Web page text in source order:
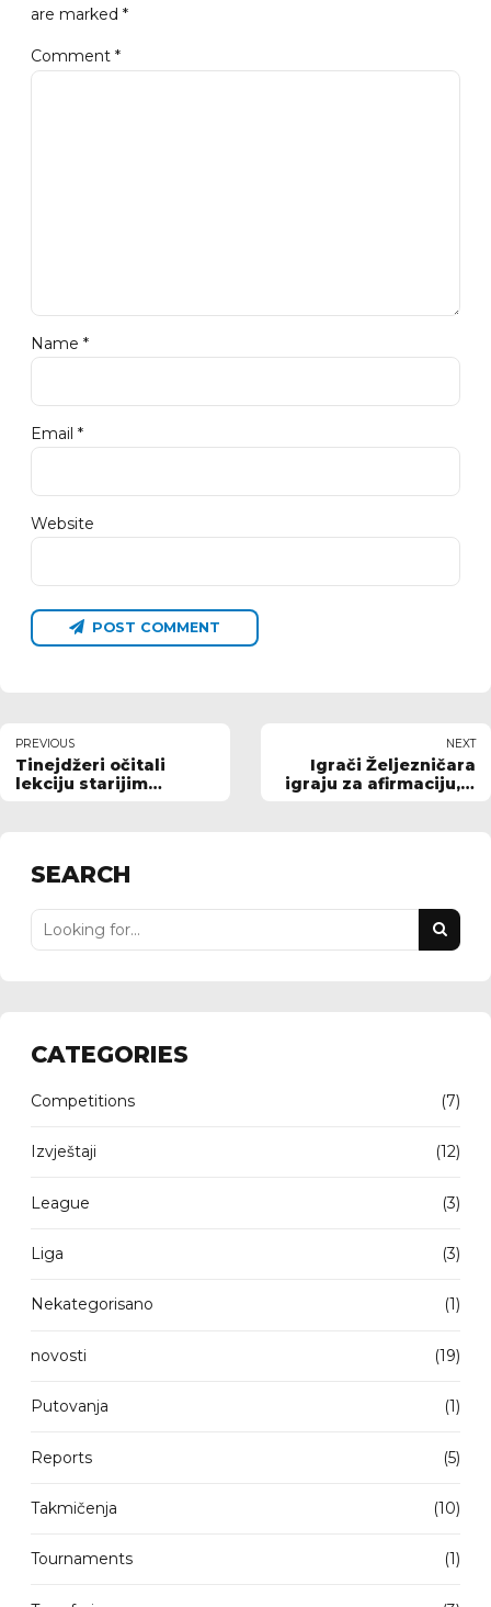
are marked *
Comment *
Name *
Email *
Website
POST COMMENT
PREVIOUS
Tinejdžeri očitali
lekciju starijim
NEXT
Igrači Željezničara
igraju za afirmaciju, a
SEARCH
CATEGORIES
Competitions (7)
Izvještaji (12)
League (3)
Liga (3)
Nekategorisano (1)
novosti (19)
Putovanja (1)
Reports (5)
Takmičenja (10)
Tournaments (1)